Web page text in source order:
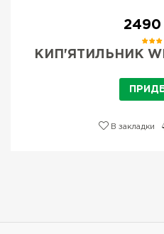
2490
КИП'ЯТИЛЬНИК
В закладки